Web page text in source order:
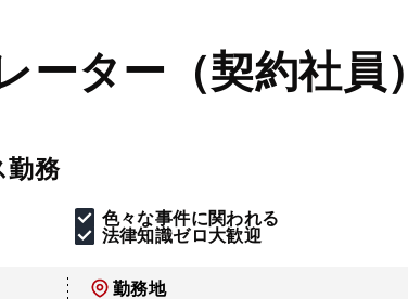
ーター（契約社員）
勤務
色々な事件に関われる
法律知識ゼロ大歓迎
勤務地